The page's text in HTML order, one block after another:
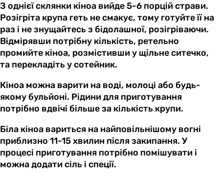
З однієї склянки кіноа вийде 5-6 порцій страви.
Розігріта крупа геть не смакує, тому готуйте її на
раз і не знущайтесь з бідолашної, розігріваючи.
Відмірявши потрібну кількість, ретельно
промийте кіноа, розмістивши у щільне ситечко,
та перекладіть у сотейник.
Кіноа можна варити на воді, молоці або будь-
якому бульйоні. Рідини для приготування
потрібно вдвічі більше за кількість крупи.
Біла кіноа вариться на найповільнішому вогні
приблизно 11-15 хвилин після закипання. У
процесі приготування потрібно помішувати і
можна додати сіль і спеції.